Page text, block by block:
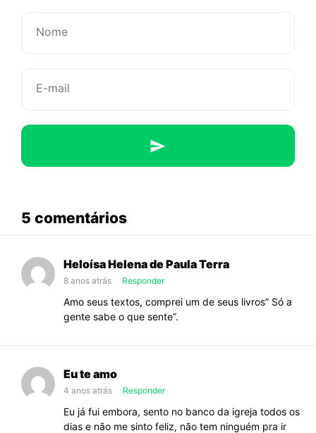
hora
de
embora?
5 comentáriosabaixo
que
não
está
na
ir
embora?
Heloísa Helena de Paula Terra
8 anos atrás Responder
Amo seus textos, comprei um de seus livros” Só a
gente sabe o que sente”.
Eu te amo
4 anos atrás Responder
Eu já fui embora, sento no banco da igreja todos os
dias e não me sinto feliz, não tem ninguém pra ir